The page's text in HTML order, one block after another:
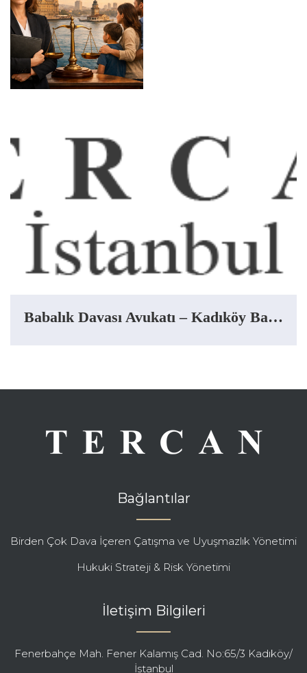
Babalık Davası Avukatı – Kadıköy Babalık Davası
Bağlantılar
Birden Çok Dava İçeren Çatışma ve Uyuşmazlık Yönetimi
Hukuki Strateji & Risk Yönetimi
İletişim Bilgileri
Fenerbahçe Mah. Fener Kalamış Cad. No:65/3 Kadıköy/
İstanbul